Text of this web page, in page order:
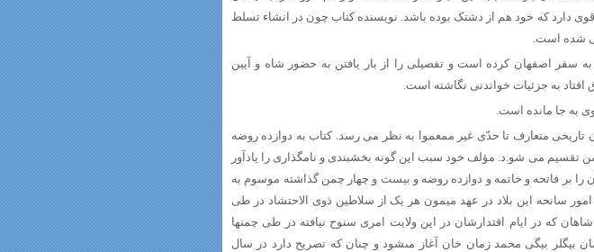
دارد که خود هم از دشتک بوده باشد. نویسنده کتاب چون در انشاء تسلط
شده است.
سفر اصفهان کرده است و تفصیلى را از بار یافتن به حضور شاه و آیین
به جزئیات خواندنى نگاشته است.
به جا مانده است.
متعارف تا حدّى غیر ممعموا به نظر می رسد. کتاب به دوازده روضه
می شو.د. مؤلف خود سبب این گونه بخش‏بندى و نام‏گذارى را یادآور
بر فاتحه و خاتمه و دوازده روضه و بیست و چهار چمن گذاشته موسوم به
سانحه این بلاد در عهد میمون هر یک از سلاطین ذوى الاحتشاد در طى
که در ایام اقتدارشان در این ولایت امرى سنوح نیافته در طى چمنها
بیگلر بیگى محمد زمان خان آغاز مى‏شود و چنان که تصریح دارد در سال